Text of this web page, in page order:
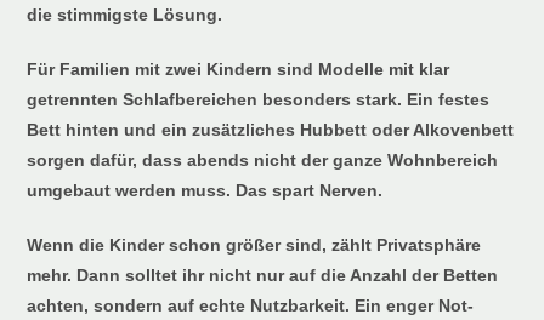
die stimmigste Lösung.
Für Familien mit zwei Kindern sind Modelle mit klar
getrennten Schlafbereichen besonders stark. Ein festes
Bett hinten und ein zusätzliches Hubbett oder Alkovenbett
sorgen dafür, dass abends nicht der ganze Wohnbereich
umgebaut werden muss. Das spart Nerven.
Wenn die Kinder schon größer sind, zählt Privatsphäre
mehr. Dann solltet ihr nicht nur auf die Anzahl der Betten
achten, sondern auf echte Nutzbarkeit. Ein enger Not-